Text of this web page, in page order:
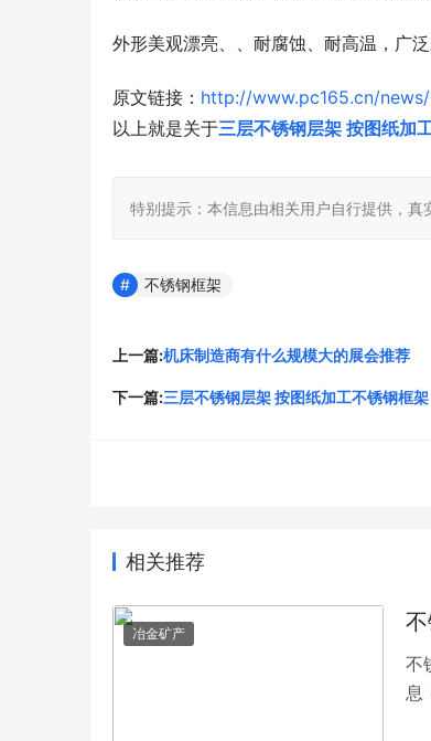
外形美观漂亮、、耐腐蚀、耐高温，广
原文链接： http://www.pc165.cn/
以上就是关于三层不锈钢层架 按图纸加
特别提示：本信息由相关用户自行提供，真
不锈钢框架
上一篇:机床制造商有什么规模大的展会推荐
下一篇:三层不锈钢层架 按图纸加工不锈钢框架
相关推荐
冶金矿产
不
息